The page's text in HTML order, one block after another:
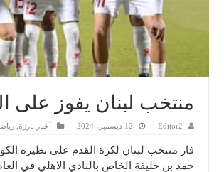
منتخب لبنان يفوز على الكويت ٢-١ في
Editor2 12 ديسمبر، 2024 أخبار بارزة
حمد بن خليفة الخاص بالنادي الاهلي في